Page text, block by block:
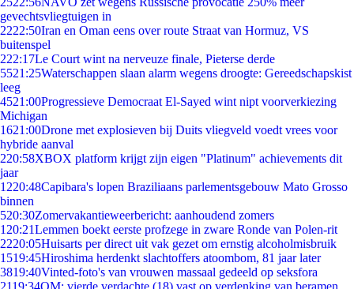
gevechtsvliegtuigen in
2222:50Iran en Oman eens over route Straat van Hormuz, VS
buitenspel
222:17Le Court wint na nerveuze finale, Pieterse derde
5521:25Waterschappen slaan alarm wegens droogte: Gereedschapskist
leeg
4521:00Progressieve Democraat El-Sayed wint nipt voorverkiezing
Michigan
1621:00Drone met explosieven bij Duits vliegveld voedt vrees voor
hybride aanval
220:58XBOX platform krijgt zijn eigen "Platinum" achievements dit
jaar
1220:48Capibara's lopen Braziliaans parlementsgebouw Mato Grosso
binnen
520:30Zomervakantieweerbericht: aanhoudend zomers
1 20:21Lemmen boekt eerste profzege in zware Ronde van Polen-rit
2220:05Huisarts per direct uit vak gezet om ernstig alcoholmisbruik
1519:45Hiroshima herdenkt slachtoffers atoombom, 81 jaar later
3819:40Vinted-foto's van vrouwen massaal gedeeld op seksfora
2119:34OM: vierde verdachte (18) vast op verdenking van beramen